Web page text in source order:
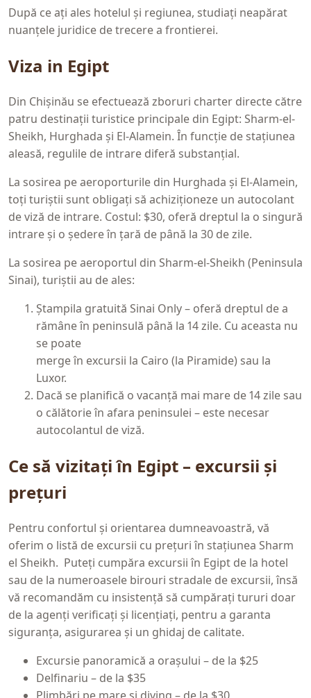
După ce ați ales hotelul și regiunea, studiați neapărat
nuanțele juridice de trecere a frontierei.
Viza in Egipt
Din Chișinău se efectuează zboruri charter directe către
patru destinații turistice principale din Egipt: Sharm-el-
Sheikh, Hurghada și El-Alamein. În funcție de stațiunea
aleasă, regulile de intrare diferă substanțial.
La sosirea pe aeroporturile din Hurghada și El-Alamein,
toți turiștii sunt obligați să achiziționeze un autocolant
de viză de intrare. Costul: $30, oferă dreptul la o singură
intrare și o ședere în țară de până la 30 de zile.
La sosirea pe aeroportul din Sharm-el-Sheikh (Peninsula
Sinai), turiștii au de ales:
Ștampila gratuită Sinai Only – oferă dreptul de a
rămâne în peninsulă până la 14 zile. Cu aceasta nu
se poate
merge în excursii la Cairo (la Piramide) sau la
Luxor.
Dacă se planifică o vacanță mai mare de 14 zile sau
o călătorie în afara peninsulei – este necesar
autocolantul de viză.
Ce să vizitați în Egipt – excursii și
prețuri
Pentru confortul și orientarea dumneavoastră, vă
oferim o listă de excursii cu prețuri în stațiunea Sharm
el Sheikh. Puteți cumpăra excursii în Egipt de la hotel
sau de la numeroasele birouri stradale de excursii, însă
vă recomandăm cu insistență să cumpărați tururi doar
de la agenți verificați și licențiați, pentru a garanta
siguranța, asigurarea și un ghidaj de calitate.
Excursie panoramică a orașului – de la $25
Delfinariu – de la $35